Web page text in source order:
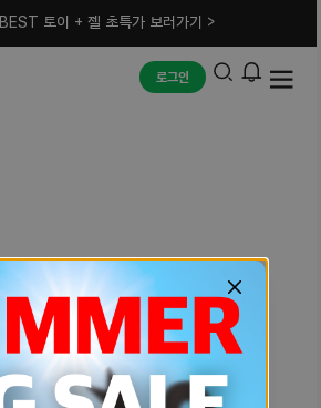
BEST 토이 + 젤 초특가 보러가기 >
로그인
예상치 못한 에러입니다.